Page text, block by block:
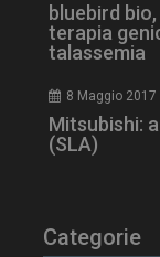
bluebird
terapia
talassemia
8 Maggio 2017
Mitsubishi:
(SLA)
Categorie